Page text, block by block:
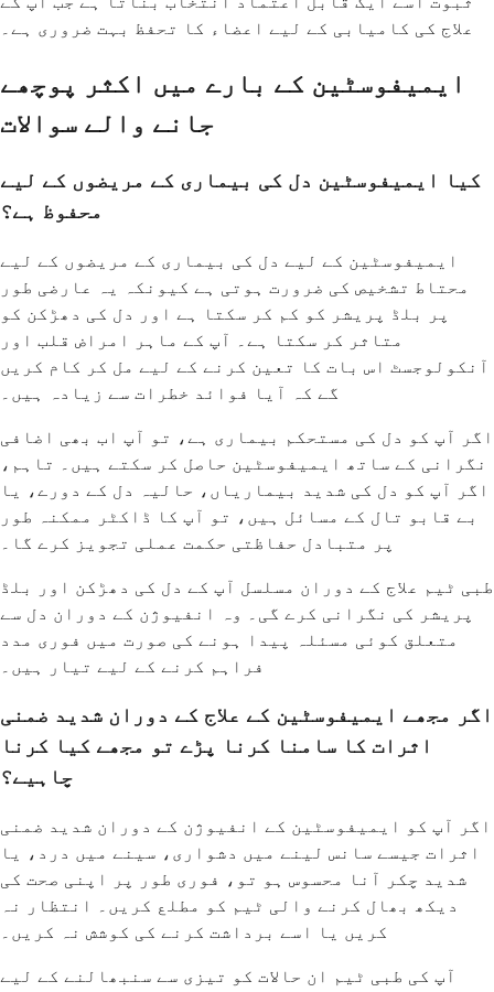
علاج کی کامیابی کے لیے اعضاء کا تحفظ بہت ضروری ہے۔
ایمیفوسٹین کے بارے میں اکثر پوچھے
جانے والے سوالات
کیا ایمیفوسٹین دل کی بیماری کے مریضوں کے لیے
محفوظ ہے؟
ایمیفوسٹین کے لیے دل کی بیماری کے مریضوں کے لیے
محتاط تشخیص کی ضرورت ہوتی ہے کیونکہ یہ عارضی طور
پر بلڈ پریشر کو کم کر سکتا ہے اور دل کی دھڑکن کو
متاثر کر سکتا ہے۔ آپ کے ماہر امراض قلب اور
آنکولوجسٹ اس بات کا تعین کرنے کے لیے مل کر کام کریں
گے کہ آیا فوائد خطرات سے زیادہ ہیں۔
اگر آپ کو دل کی مستحکم بیماری ہے، تو آپ اب بھی اضافی
نگرانی کے ساتھ ایمیفوسٹین حاصل کر سکتے ہیں۔ تاہم،
اگر آپ کو دل کی شدید بیماریاں، حالیہ دل کے دورے، یا
بے قابو تال کے مسائل ہیں، تو آپ کا ڈاکٹر ممکنہ طور
پر متبادل حفاظتی حکمت عملی تجویز کرے گا۔
طبی ٹیم علاج کے دوران مسلسل آپ کے دل کی دھڑکن اور بلڈ
پریشر کی نگرانی کرے گی۔ وہ انفیوژن کے دوران دل سے
متعلق کوئی مسئلہ پیدا ہونے کی صورت میں فوری مدد
فراہم کرنے کے لیے تیار ہیں۔
اگر مجھے ایمیفوسٹین کے علاج کے دوران شدید ضمنی
اثرات کا سامنا کرنا پڑے تو مجھے کیا کرنا
چاہیے؟
اگر آپ کو ایمیفوسٹین کے انفیوژن کے دوران شدید ضمنی
اثرات جیسے سانس لینے میں دشواری، سینے میں درد، یا
شدید چکر آنا محسوس ہو تو، فوری طور پر اپنی صحت کی
دیکھ بھال کرنے والی ٹیم کو مطلع کریں۔ انتظار نہ
کریں یا اسے برداشت کرنے کی کوشش نہ کریں۔
آپ کی طبی ٹیم ان حالات کو تیزی سے سنبھالنے کے لیے